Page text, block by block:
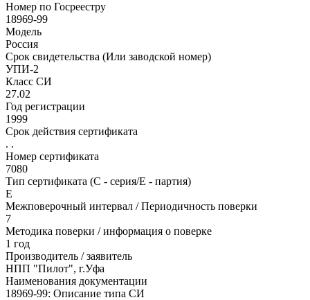
Номер по Госреестру
18969-99
Модель
Россия
Срок свидетельства (Или заводской номер)
УПИ-2
Класс СИ
27.02
Год регистрации
1999
Срок действия сертификата
. .
Номер сертификата
7080
Тип сертификата (C - серия/E - партия)
Е
Межповерочный интервал / Периодичность поверки
7
Методика поверки / информация о поверке
1 год
Производитель / заявитель
НПП "Пилот", г.Уфа
Наименования документации
18969-99: Описание типа СИ